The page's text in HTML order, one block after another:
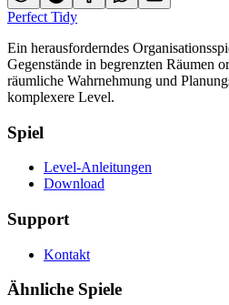
Perfect Tidy
Ein herausforderndes
Gegenstände in begrenzten Räumen
räumliche Wahrnehmung und
komplexere Level.
Spiel
Level-Anleitungen
Download
Support
Kontakt
Ähnliche Spiele